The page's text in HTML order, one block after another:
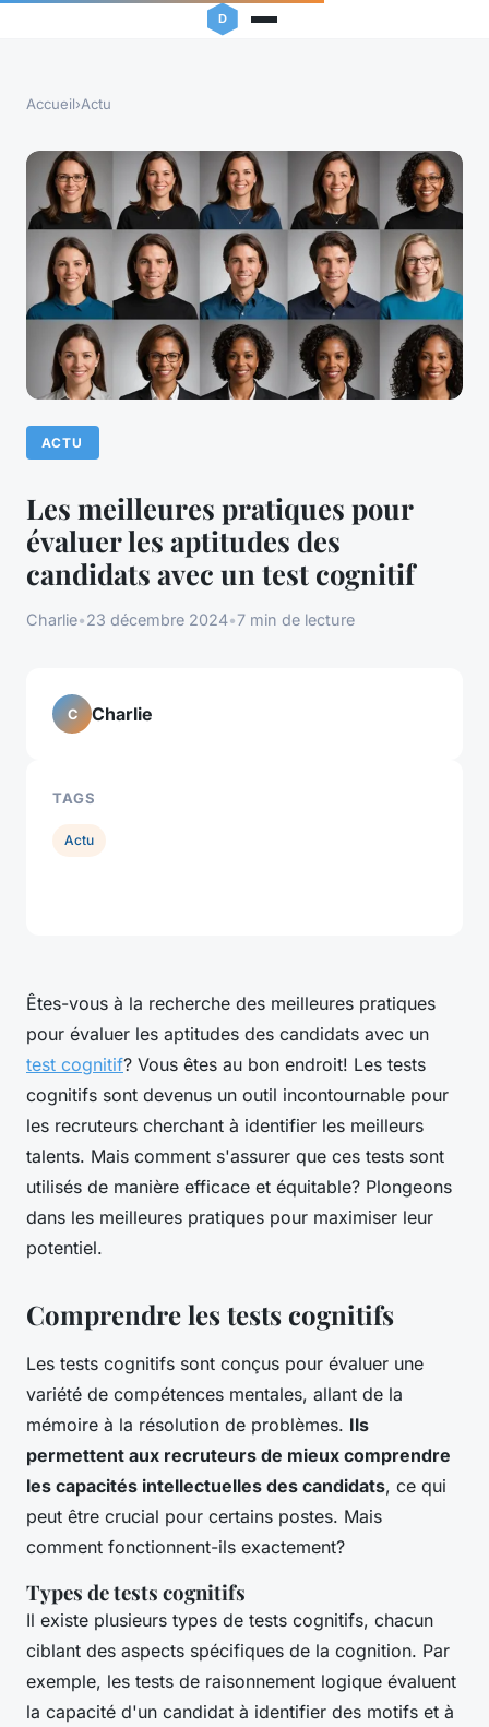
Accueil›Actu
ACTU
Les meilleures pratiques pour
évaluer les aptitudes des
candidats avec un test cognitif
Charlie•23 décembre 2024•7 min de lecture
Êtes-vous à la recherche des meilleures pratiques
pour évaluer les aptitudes des candidats avec un
test cognitif? Vous êtes au bon endroit! Les tests
cognitifs sont devenus un outil incontournable pour
les recruteurs cherchant à identifier les meilleurs
talents. Mais comment s'assurer que ces tests sont
utilisés de manière efficace et équitable? Plongeons
dans les meilleures pratiques pour maximiser leur
potentiel.
Comprendre les tests cognitifs
Les tests cognitifs sont conçus pour évaluer une
variété de compétences mentales, allant de la
mémoire à la résolution de problèmes. Ils
permettent aux recruteurs de mieux comprendre
les capacités intellectuelles des candidats, ce qui
peut être crucial pour certains postes. Mais
comment fonctionnent-ils exactement?
Types de tests cognitifs
Il existe plusieurs types de tests cognitifs, chacun
ciblant des aspects spécifiques de la cognition. Par
exemple, les tests de raisonnement logique évaluent
la capacité d'un candidat à identifier des motifs et à
C Charlie
TAGS
Actu